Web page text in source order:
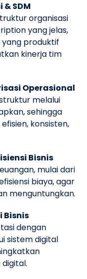
SDM
organisasi
yang jelas,
produktif
kinerja tim
Operasional
melalui
sehingga
konsisten,
Bisnis
mulai dari
biaya, agar
menguntungkan.
Bisnis
dengan
sistem digital